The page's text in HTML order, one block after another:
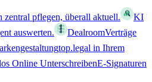
zentral pflegen, überall aktuell.
KI
auswerten. DealroomVerträge
top.legal in Ihrem
Online UnterschreibenE-Signaturen